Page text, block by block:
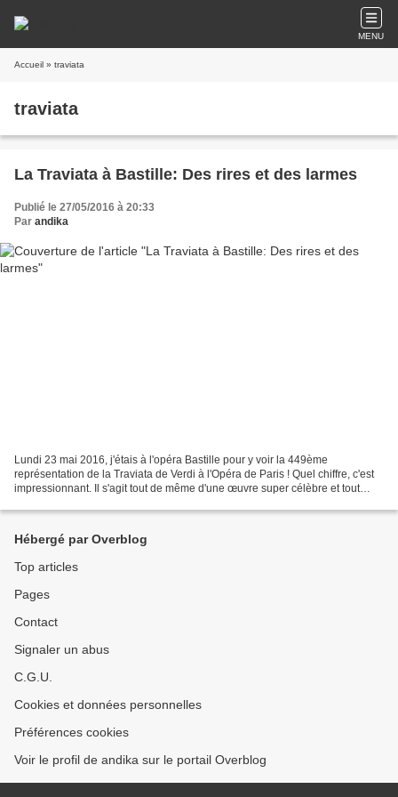
MENU
Accueil » traviata
traviata
La Traviata à Bastille: Des rires et des larmes
Publié le 27/05/2016 à 20:33
Par andika
Lundi 23 mai 2016, j'étais à l'opéra Bastille pour y voir la 449ème
représentation de la Traviata de Verdi à l'Opéra de Paris ! Quel chiffre, c'est
impressionnant. Il s'agit tout de même d'une œuvre super célèbre et tout
Hébergé par Overblog
Top articles
Pages
Contact
Signaler un abus
C.G.U.
Cookies et données personnelles
Préférences cookies
Voir le profil de andika sur le portail Overblog